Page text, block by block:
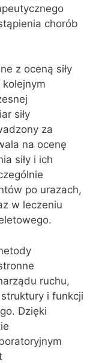
chorób
z oceną siły
siły
za
na ocenę
siły i ich
po urazach,
w leczeniu
ruchu,
i funkcji
Dzięki